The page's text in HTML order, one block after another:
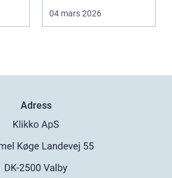
som söker hj...
04 mars 2026
Adress